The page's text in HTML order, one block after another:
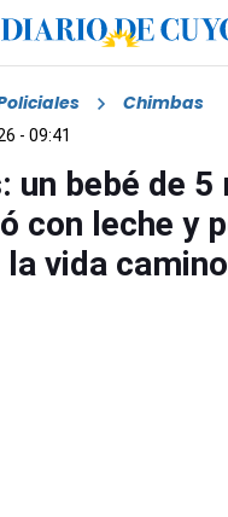
Chimbas
- 09:41
un bebé de 5
con leche y
vida camino